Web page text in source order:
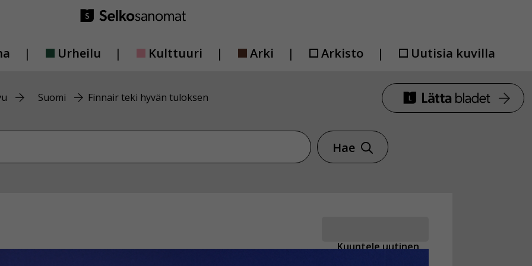
Urheilu Kulttuuri Arki Arkisto Uutisia kuvilla
Suomi Finnair teki hyvän tuloksen
Hae
Kuuntele uutinen